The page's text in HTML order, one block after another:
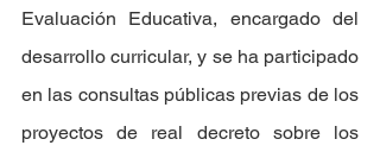
Evaluación Educativa, encargado del
desarrollo curricular, y se ha participado
en las consultas públicas previas de los
proyectos de real decreto sobre los